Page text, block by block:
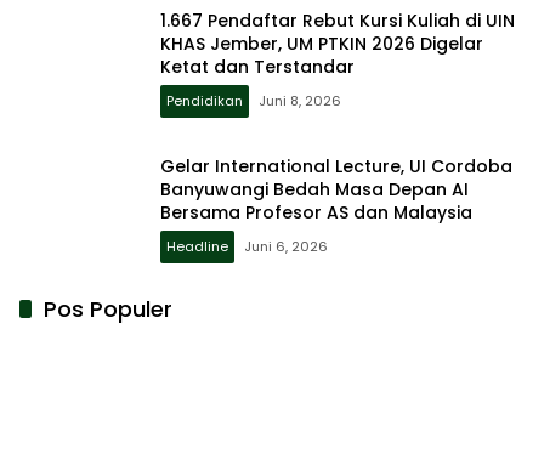
1.667 Pendaftar Rebut Kursi Kuliah di UIN
KHAS Jember, UM PTKIN 2026 Digelar
Ketat dan Terstandar
Pendidikan Juni 8, 2026
Gelar International Lecture, UI Cordoba
Banyuwangi Bedah Masa Depan AI
Bersama Profesor AS dan Malaysia
Headline Juni 6, 2026
Pos Populer